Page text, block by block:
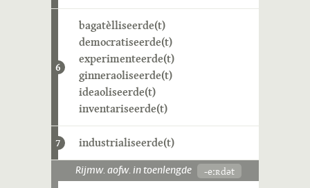
6
bagatèlliseerde(t)
democratiseerde(t)
experimenteerde(t)
ginneraoliseerde(t)
ideaoliseerde(t)
inventariseerde(t)
7 industrialiseerde(t)
Rijmw. aofw. in toenlengde -eːʀdət